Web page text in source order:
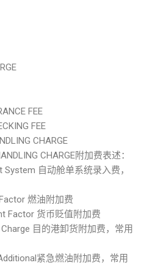
FEE
FEE
CHARGE
CHARGE附加费表述：
自动舱单系统录入费，
燃油附加费
Factor 货币贬值附加费
目的港卸货附加费，常用
紧急燃油附加费，常用